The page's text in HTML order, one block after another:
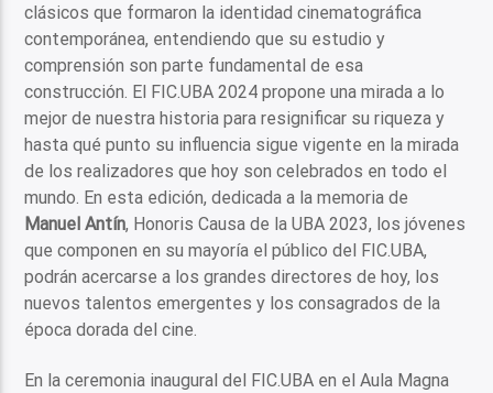
clásicos que formaron la identidad cinematográfica
contemporánea, entendiendo que su estudio y
comprensión son parte fundamental de esa
construcción. El FIC.UBA 2024 propone una mirada a lo
mejor de nuestra historia para resignificar su riqueza y
hasta qué punto su influencia sigue vigente en la mirada
de los realizadores que hoy son celebrados en todo el
mundo. En esta edición, dedicada a la memoria de
Manuel Antín, Honoris Causa de la UBA 2023, los jóvenes
que componen en su mayoría el público del FIC.UBA,
podrán acercarse a los grandes directores de hoy, los
nuevos talentos emergentes y los consagrados de la
época dorada del cine.
En la ceremonia inaugural del FIC.UBA en el Aula Magna